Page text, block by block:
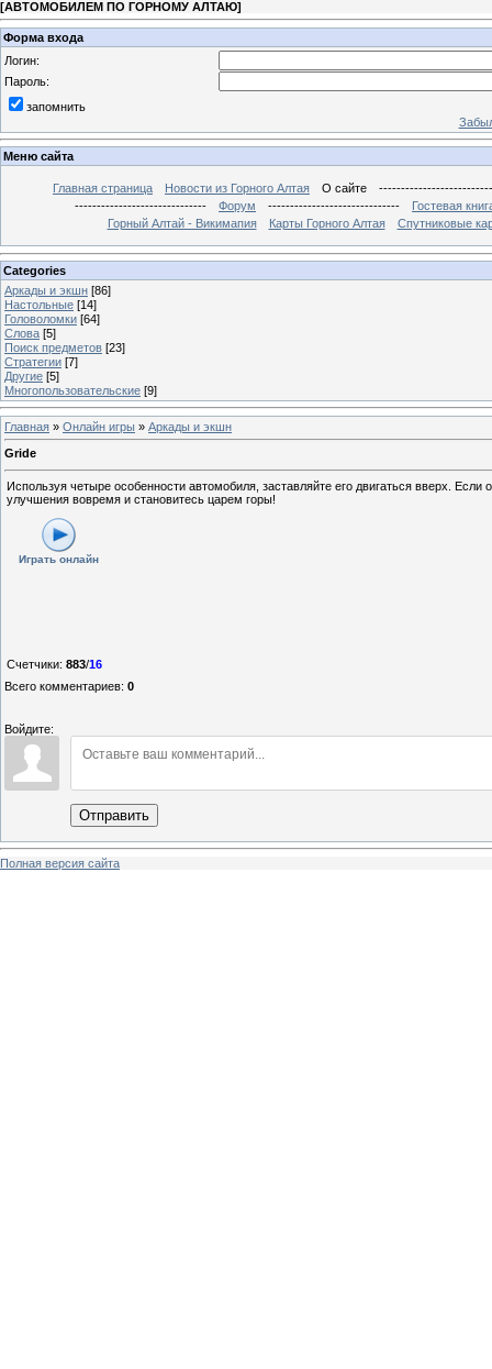
[АВТОМОБИЛЕМ ПО ГОРНОМУ АЛТАЮ]
Форма входа
Логин:
Пароль:
запомнить
Меню сайта
Главная страница Новости из Горного Алтая О сайте
------------------------------
Форум ------------------------------
Гостевая
Горный Алтай - Викимапия
Карты Горного Алтая Спутниковые
Categories
Аркады и экшн [86]
Настольные [14]
Головоломки [64]
Слова [5]
Поиск предметов [23]
Стратегии [7]
Другие [5]
Многопользовательские [9]
Главная » Онлайн игры » Аркады и экшн
Gride
Используя четыре особенности автомобиля, заставляйте его двигаться вверх. Если
улучшения вовремя и становитесь царем горы!
Играть онлайн
Счетчики: 883/16
Всего комментариев: 0
Войдите:
Отправить
Полная версия сайта